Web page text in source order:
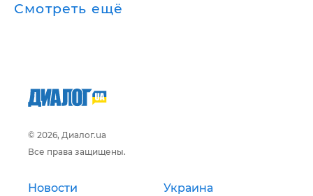
Смотреть ещё
© 2026, Диалог.ua
Все права защищены.
Новости Украина